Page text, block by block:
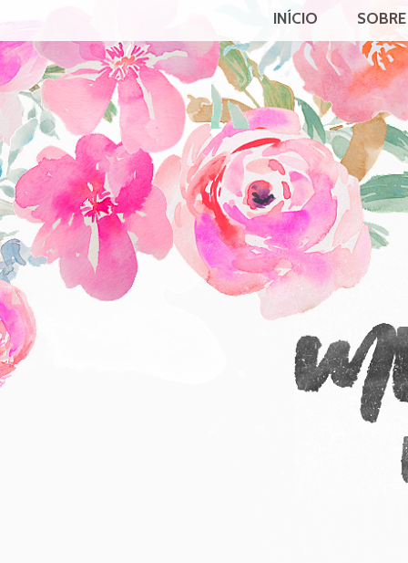
INÍCIO SOBRE